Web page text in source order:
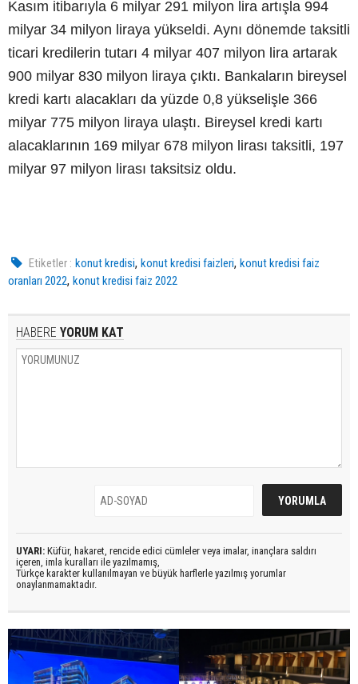
Kasım itibarıyla 6 milyar 291 milyon lira artışla 994
milyar 34 milyon liraya yükseldi. Aynı dönemde taksitli
ticari kredilerin tutarı 4 milyar 407 milyon lira artarak
900 milyar 830 milyon liraya çıktı. Bankaların bireysel
kredi kartı alacakları da yüzde 0,8 yükselişle 366
milyar 775 milyon liraya ulaştı. Bireysel kredi kartı
alacaklarının 169 milyar 678 milyon lirası taksitli, 197
milyar 97 milyon lirası taksitsiz oldu.
Etiketler : konut kredisi,konut kredisi faizleri,konut kredisi faiz
oranları 2022, konut kredisi faiz 2022
HABERE YORUM KAT
UYARI: Küfür, hakaret, rencide edici cümleler veya imalar, inançlara saldırı
içeren, imla kuralları ile yazılmamış,
Türkçe karakter kullanılmayan ve büyük harflerle yazılmış yorumlar
onaylanmamaktadır.